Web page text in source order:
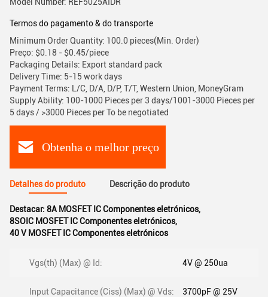
Termos do pagamento & do transporte
Minimum Order Quantity: 100.0 pieces(Min. Order)
Preço: $0.18 - $0.45/piece
Packaging Details: Export standard pack
Delivery Time: 5-15 work days
Payment Terms: L/C, D/A, D/P, T/T, Western Union, MoneyGram
Supply Ability: 100-1000 Pieces per 3 days/1001-3000 Pieces per
5 days / >3000 Pieces per To be negotiated
Obtenha o melhor preço
Detalhes do produto Descrição do produto
Destacar: 8A MOSFET IC Componentes eletrónicos,
8SOIC MOSFET IC Componentes eletrónicos,
40 V MOSFET IC Componentes eletrónicos
Vgs(th) (Max) @ Id: 4V @ 250ua
Input Capacitance (Ciss) (Max) @ Vds: 3700pF @ 25V